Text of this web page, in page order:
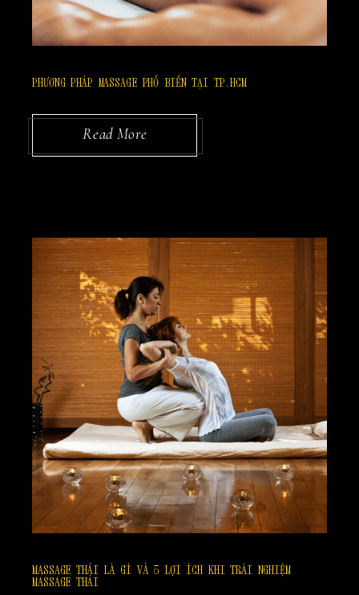
PHƯƠNG PHÁP MASSAGE PHỔ BIẾN TẠI TP.HCM
Read More
MASSAGE THÁI LÀ GÌ VÀ 5 LỢI ÍCH KHI TRẢI NGHIỆM
MASSAGE THÁI